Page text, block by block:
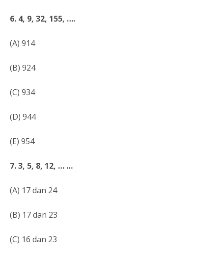
6. 4, 9, 32, 155, ….
(A) 914
(B) 924
(C) 934
(D) 944
(E) 954
7. 3, 5, 8, 12, … …
(A) 17 dan 24
(B) 17 dan 23
(C) 16 dan 23